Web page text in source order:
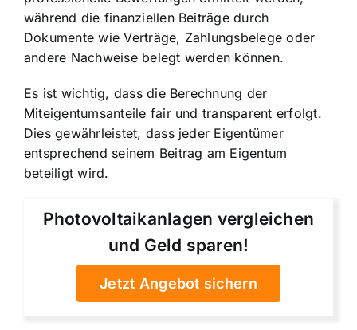
während die finanziellen Beiträge durch
Dokumente wie Verträge, Zahlungsbelege oder
andere Nachweise belegt werden können.
Es ist wichtig, dass die Berechnung der
Miteigentumsanteile fair und transparent erfolgt.
Dies gewährleistet, dass jeder Eigentümer
entsprechend seinem Beitrag am Eigentum
beteiligt wird.
Photovoltaikanlagen vergleichen
und Geld sparen!
Jetzt Angebot sichern